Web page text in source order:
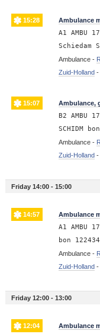
15:28 Ambulance
A1 AMBU
Schiedam
Ambulance -
Zuid-Holland-
15:07 Ambulance,
B2 AMBU
SCHIDM
Ambulance -
Zuid-Holland-
Friday 14:00 - 15:00
14:57 Ambulance
A1 AMBU
bon 122434
Ambulance -
Zuid-Holland-
Friday 12:00 - 13:00
12:04
Ambulance